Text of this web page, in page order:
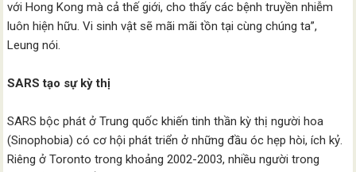
với Hong Kong mà cả thế giới, cho thấy các bệnh truyền nhiễm
luôn hiện hữu. Vi sinh vật sẽ mãi mãi tồn tại cùng chúng ta”,
Leung nói.
SARS tạo sự kỳ thị
SARS bộc phát ở Trung quốc khiến tinh thần kỳ thị người hoa
(Sinophobia) có cơ hội phát triển ở những đầu óc hẹp hòi, ích kỷ.
Riêng ở Toronto trong khoảng 2002-2003, nhiều người trong